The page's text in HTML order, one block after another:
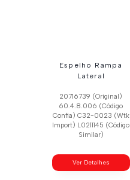
Espelho Rampa
Lateral
20716739 (Original)
60.4.8.006 (Código
Confia) C32-0023 (Wtk
Import) L0211145 (Código
Similar)
Ver Detalhes